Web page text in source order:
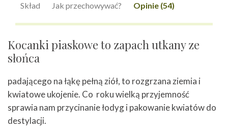
Skład Jak przechowywać? Opinie (54)
Kocanki piaskowe to zapach utkany ze
słońca
padającego na łąkę pełną ziół, to rozgrzana ziemia i
kwiatowe ukojenie. Co roku wielką przyjemność
sprawia nam przycinanie łodyg i pakowanie kwiatów do
destylacji.